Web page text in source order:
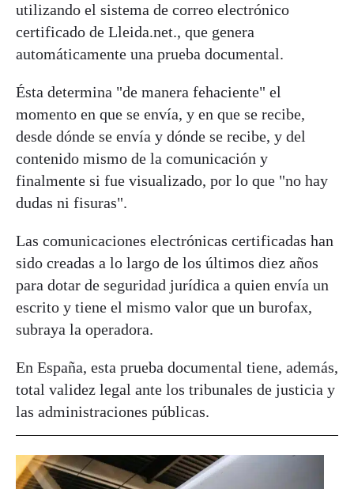
utilizando el sistema de correo electrónico
certificado de Lleida.net., que genera
automáticamente una prueba documental.
Ésta determina "de manera fehaciente" el
momento en que se envía, y en que se recibe,
desde dónde se envía y dónde se recibe, y del
contenido mismo de la comunicación y
finalmente si fue visualizado, por lo que "no hay
dudas ni fisuras".
Las comunicaciones electrónicas certificadas han
sido creadas a lo largo de los últimos diez años
para dotar de seguridad jurídica a quien envía un
escrito y tiene el mismo valor que un burofax,
subraya la operadora.
En España, esta prueba documental tiene, además,
total validez legal ante los tribunales de justicia y
las administraciones públicas.